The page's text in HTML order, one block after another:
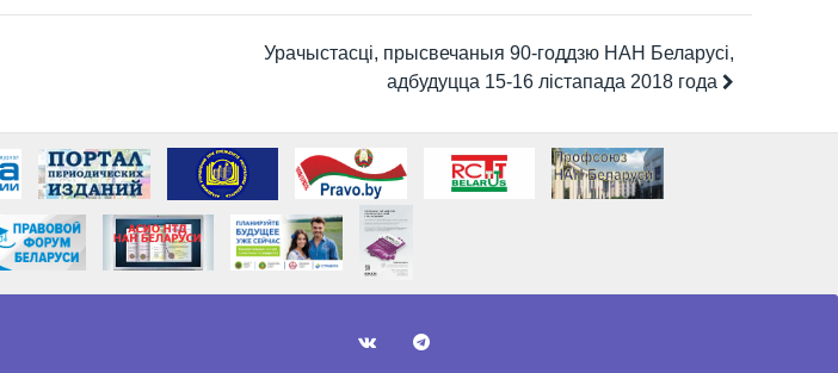
Урачыстасці, прысвечаныя 90-годдзю НАН Беларусі,
адбудуцца 15-16 лістапада 2018 года